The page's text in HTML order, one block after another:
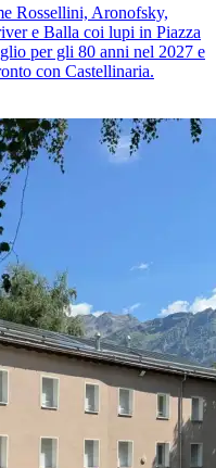
Rossellini, Aronofsky,
e Balla coi lupi in Piazza
per gli 80 anni nel 2027 e
con Castellinaria.